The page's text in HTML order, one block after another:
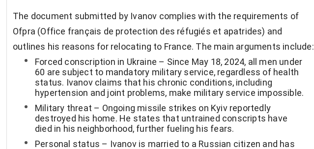
The document submitted by Ivanov complies with the requirements of
Ofpra (Office français de protection des réfugiés et apatrides) and
outlines his reasons for relocating to France. The main arguments include:
Forced conscription in Ukraine – Since May 18, 2024, all men under
60 are subject to mandatory military service, regardless of health
status. Ivanov claims that his chronic conditions, including
hypertension and joint problems, make military service impossible.
Military threat – Ongoing missile strikes on Kyiv reportedly
destroyed his home. He states that untrained conscripts have
died in his neighborhood, further fueling his fears.
Personal status – Ivanov is married to a Russian citizen and has